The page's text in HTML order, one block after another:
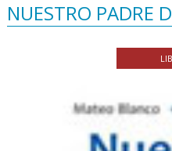
NUESTRO PADRE